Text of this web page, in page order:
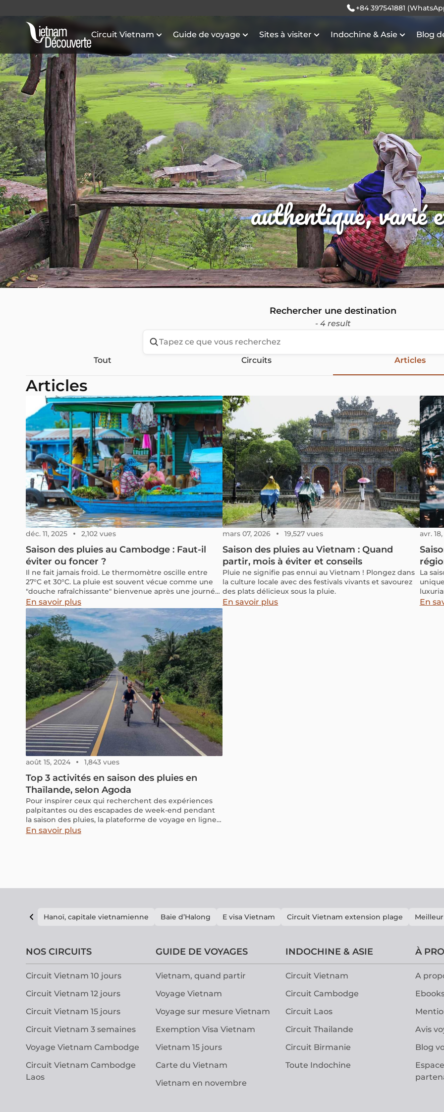
+84 397541881
Circuit Vietnam Guide de voyage Sites à visiter Indochine & Asie Blog
authentique, varié
Rechercher une destination
- 4 result
Tout Circuits Articles
Articles
déc. 11, 2025 2,102 vues
Saison des pluies au Cambodge : Faut-il
éviter ou foncer ?
Il ne fait jamais froid. Le thermomètre oscille entre
27°C et 30°C. La pluie est souvent vécue comme une
"douche rafraîchissante" bienvenue après une journée
de visite.
En savoir plus
mars 07, 2026 19,527 vues
Saison des pluies au Vietnam : Quand
partir, mois à éviter et conseils
Pluie ne signifie pas ennui au Vietnam ! Plongez dans
la culture locale avec des festivals vivants et savourez
des plats délicieux sous la pluie.
En savoir plus
avr.
La
révèle
En
août 15, 2024 1,843 vues
Top 3 activités en saison des pluies en
Thaïlande, selon Agoda
Pour inspirer ceux qui recherchent des expériences
palpitantes ou des escapades de week-end pendant
la saison des pluies, la plateforme de voyage en ligne
Agoda propose des activités sportives soigneusement
En savoir plus
Hanoï, capitale vietnamienne Baie d’Halong E visa Vietnam Circuit Vietnam extension plage
NOS CIRCUITS
Circuit Vietnam 10 jours
Circuit Vietnam 12 jours
Circuit Vietnam 15 jours
Circuit Vietnam 3 semaines
Voyage Vietnam Cambodge
Circuit Vietnam Cambodge
Laos
GUIDE DE VOYAGES
Vietnam, quand partir
Voyage Vietnam
Voyage sur mesure Vietnam
Exemption Visa Vietnam
Vietnam 15 jours
Carte du Vietnam
Vietnam en novembre
INDOCHINE & ASIE
Circuit Vietnam
Circuit Cambodge
Circuit Laos
Circuit Thailande
Circuit Birmanie
Toute Indochine
À
A
Avis
Blog